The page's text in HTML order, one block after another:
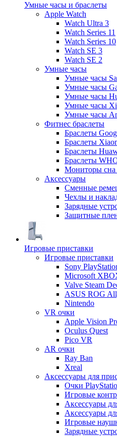
Умные часы и браслеты
Apple Watch
Watch Ultra 3
Watch Series 11
Watch Series 10
Watch SE 3
Watch SE 2
Умные часы
Умные часы
Умные часы
Умные часы
Умные часы
Умные часы
Фитнес браслеты
Браслеты
Браслеты
Браслеты
Браслеты
Мониторы сна
Аксессуары
Сменные
Чехлы и
Зарядные
Защитные
Игровые приставки
Игровые приставки
Sony
Microsoft
Valve Steam
ASUS ROG
Nintendo
VR очки
Apple Vision
Oculus Quest
Pico VR
AR очки
Ray Ban
Xreal
Аксессуары для
Очки
Игровые
Аксессуары
Аксессуары
Игровые
Зарядные